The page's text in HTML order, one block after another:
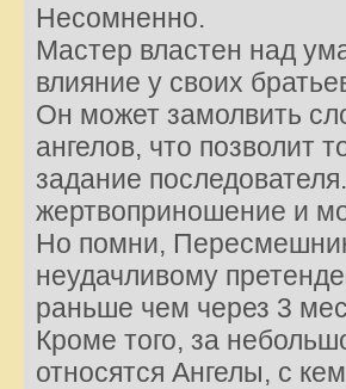
Несомненно.
Мастер властен над
влияние у своих
Он может замолвить
ангелов, что позволит
задание
жертвоприношение и
Но помни,
неудачливому
раньше чем через 3
Кроме того, за
относятся Ангелы, с